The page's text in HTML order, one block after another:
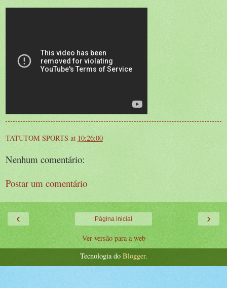
TATUTOM SPORTS at 10:26:00
Nenhum comentário:
Postar um comentário
‹ ›
Página inicial
Ver versão para a web
Tecnologia do Blogger.